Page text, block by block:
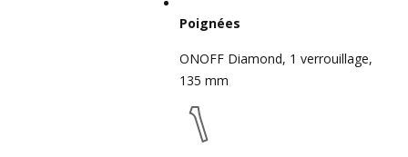
Poignées
ONOFF Diamond, 1 verrouillage,
135 mm